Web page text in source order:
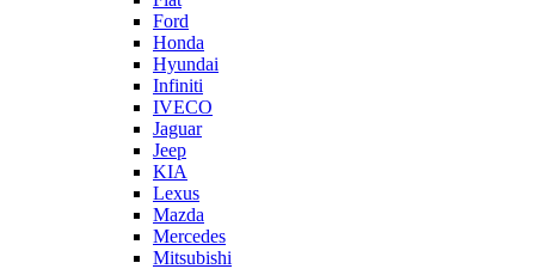
Ford
Honda
Hyundai
Infiniti
IVECO
Jaguar
Jeep
KIA
Lexus
Mazda
Mercedes
Mitsubishi